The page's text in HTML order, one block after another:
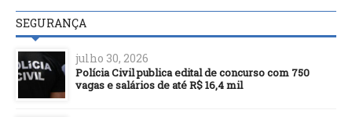
SEGURANÇA
julho 30, 2026
Polícia Civil publica edital de concurso com 750
vagas e salários de até R$ 16,4 mil